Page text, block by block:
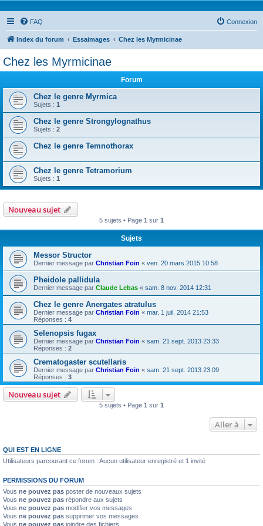
FAQ Connexion
Index du forum Essaimages Chez les Myrmicinae
Chez les Myrmicinae
Forum
Chez le genre Myrmica
Sujets : 1
Chez le genre Strongylognathus
Sujets : 2
Chez le genre Temnothorax
Chez le genre Tetramorium
Sujets : 1
Nouveau sujet
5 sujets • Page 1 sur 1
Sujets
Messor Structor
Dernier message par Christian Foin « ven. 20 mars 2015 10:58
Pheidole pallidula
Dernier message par Claude Lebas « sam. 8 nov. 2014 12:31
Chez le genre Anergates atratulus
Dernier message par Christian Foin « mar. 1 juil. 2014 21:53
Réponses : 4
Selenopsis fugax
Dernier message par Christian Foin « sam. 21 sept. 2013 23:33
Réponses : 2
Crematogaster scutellaris
Dernier message par Christian Foin « sam. 21 sept. 2013 23:09
Réponses : 3
Nouveau sujet
5 sujets • Page 1 sur 1
Aller à
QUI EST EN LIGNE
Utilisateurs parcourant ce forum : Aucun utilisateur enregistré et 1 invité
PERMISSIONS DU FORUM
Vous ne pouvez pas poster de nouveaux sujets
Vous ne pouvez pas répondre aux sujets
Vous ne pouvez pas modifier vos messages
Vous ne pouvez pas supprimer vos messages
Vous ne pouvez pas joindre des fichiers